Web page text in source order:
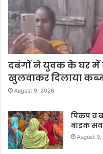
दबंगों ने युवक के घर में
खुलवाकर दिलाया
August 9, 2026
पिकप व
बाइक
August